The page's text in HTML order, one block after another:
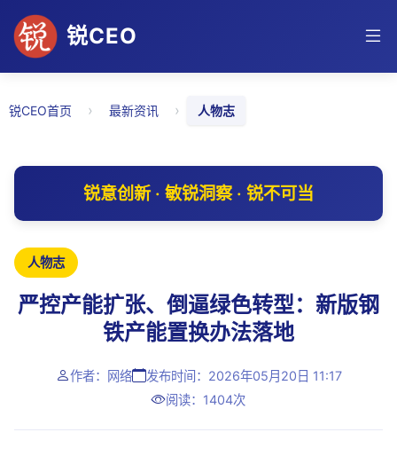
锐CEO
锐CEO首页 › 最新资讯 › 人物志
锐意创新 · 敏锐洞察 · 锐不可当
人物志
严控产能扩张、倒逼绿色转型：新版钢
铁产能置换办法落地
作者：网络
发布时间：2026年05月20日 11:17
阅读：1404次